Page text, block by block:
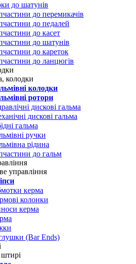
до шатунів
до перемикачів
до педалей
до касет
до шатунів
до кареток
до ланцюгів
колодки
колодки
ротори
дискові гальма
дискові гальма
гальма
ручки
рідина
до гальм
управління
керма
колонки
керма
(Bar Ends)